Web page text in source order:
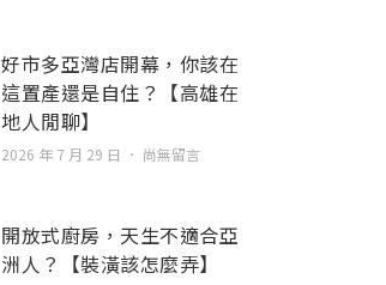
好市多亞灣店開幕，你該在
這置產還是自住？【高雄在
地人閒聊】
2026 年 7 月 29 日 尚無留言
開放式廚房，天生不適合亞
洲人？【裝潢該怎麼弄】